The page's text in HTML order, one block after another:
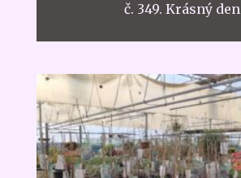
č. 349. Krásný den